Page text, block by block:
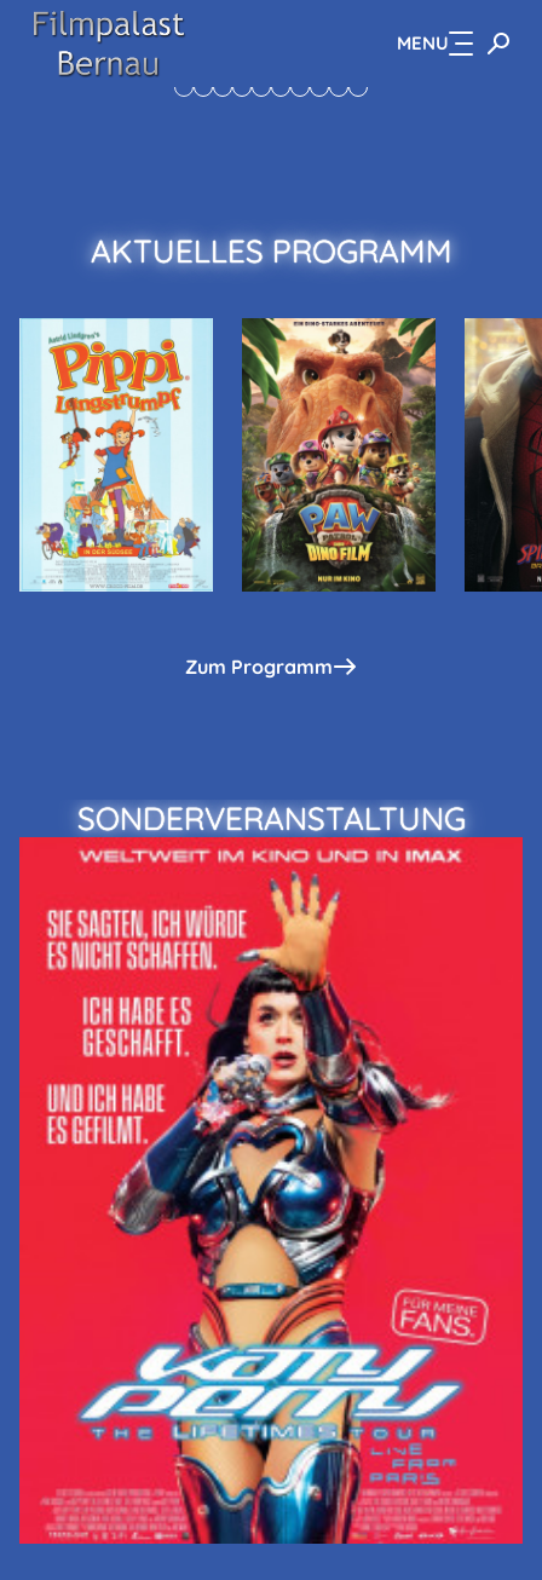
Zum Hauptinhalt springen MENU
AKTUELLES PROGRAMM
Zum Programm
SONDERVERANSTALTUNG